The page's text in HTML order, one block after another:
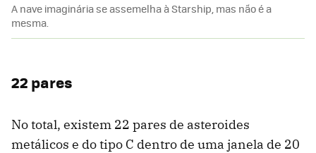
A nave imaginária se assemelha à Starship, mas não é a
mesma.
22 pares
No total, existem 22 pares de asteroides
metálicos e do tipo C dentro de uma janela de 20